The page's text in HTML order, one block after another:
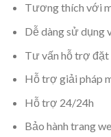
Tương thích với
Dễ dàng sử dụng
Tư vấn hỗ trợ đặt
Hỗ trợ giải pháp
Hỗ trợ 24/24h
Bảo hành trang